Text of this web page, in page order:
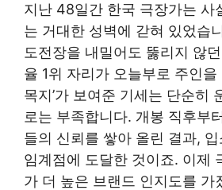
지난 48일간 한국 극장가는 사
는 거대한 성벽에 갇혀 있었습
도전장을 내밀어도 뚫리지 않
율 1위 자리가 오늘부로 주인을
목지’가 보여준 기세는 단순히
로는 부족합니다. 개봉 직후부
들의 신뢰를 쌓아 올린 결과,
임계점에 도달한 것이죠. 이제
가 더 높은 브랜드 인지도를 가